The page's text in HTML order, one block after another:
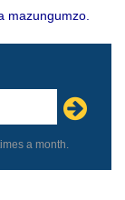
mazungumzo.
a month.